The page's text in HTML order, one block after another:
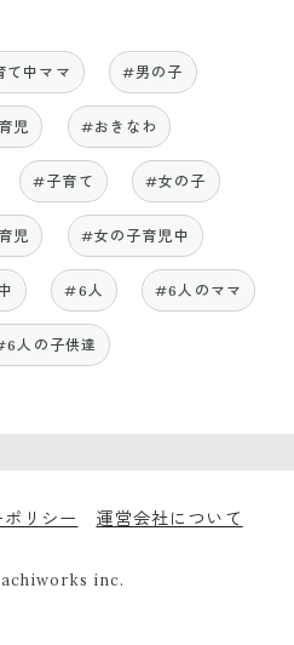
て中ママ #男の子
児 #おきなわ
#子育て #女の子
児 #女の子育児中
#6人 #6人のママ
人の子供達
リシー 運営会社について
inc.